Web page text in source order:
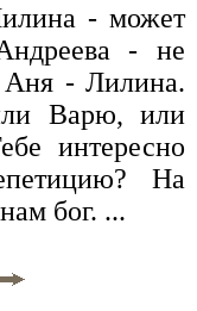
- может
- не
- Лилина.
Варю, или
интересно
На
бог. ...